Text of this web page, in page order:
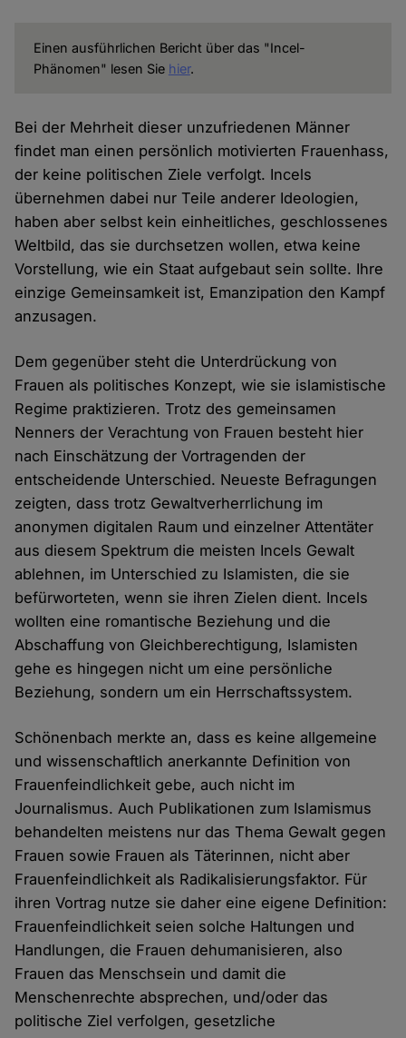
Einen ausführlichen Bericht über das "Incel-
Phänomen" lesen Sie hier.
Bei der Mehrheit dieser unzufriedenen Männer
findet man einen persönlich motivierten Frauenhass,
der keine politischen Ziele verfolgt. Incels
übernehmen dabei nur Teile anderer Ideologien,
haben aber selbst kein einheitliches, geschlossenes
Weltbild, das sie durchsetzen wollen, etwa keine
Vorstellung, wie ein Staat aufgebaut sein sollte. Ihre
einzige Gemeinsamkeit ist, Emanzipation den Kampf
anzusagen.
Dem gegenüber steht die Unterdrückung von
Frauen als politisches Konzept, wie sie islamistische
Regime praktizieren. Trotz des gemeinsamen
Nenners der Verachtung von Frauen besteht hier
nach Einschätzung der Vortragenden der
entscheidende Unterschied. Neueste Befragungen
zeigten, dass trotz Gewaltverherrlichung im
anonymen digitalen Raum und einzelner Attentäter
aus diesem Spektrum die meisten Incels Gewalt
ablehnen, im Unterschied zu Islamisten, die sie
befürworteten, wenn sie ihren Zielen dient. Incels
wollten eine romantische Beziehung und die
Abschaffung von Gleichberechtigung, Islamisten
gehe es hingegen nicht um eine persönliche
Beziehung, sondern um ein Herrschaftssystem.
Schönenbach merkte an, dass es keine allgemeine
und wissenschaftlich anerkannte Definition von
Frauenfeindlichkeit gebe, auch nicht im
Journalismus. Auch Publikationen zum Islamismus
behandelten meistens nur das Thema Gewalt gegen
Frauen sowie Frauen als Täterinnen, nicht aber
Frauenfeindlichkeit als Radikalisierungsfaktor. Für
ihren Vortrag nutze sie daher eine eigene Definition:
Frauenfeindlichkeit seien solche Haltungen und
Handlungen, die Frauen dehumanisieren, also
Frauen das Menschsein und damit die
Menschenrechte absprechen, und/oder das
politische Ziel verfolgen, gesetzliche